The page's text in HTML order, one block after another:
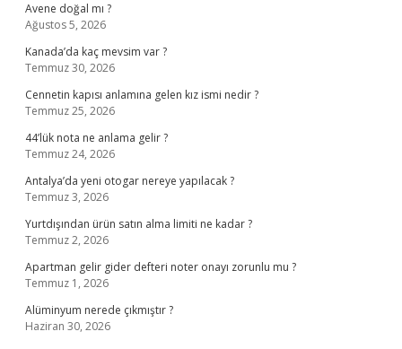
Avene doğal mı ?
Ağustos 5, 2026
Kanada’da kaç mevsim var ?
Temmuz 30, 2026
Cennetin kapısı anlamına gelen kız ismi nedir ?
Temmuz 25, 2026
44’lük nota ne anlama gelir ?
Temmuz 24, 2026
Antalya’da yeni otogar nereye yapılacak ?
Temmuz 3, 2026
Yurtdışından ürün satın alma limiti ne kadar ?
Temmuz 2, 2026
Apartman gelir gider defteri noter onayı zorunlu mu ?
Temmuz 1, 2026
Alüminyum nerede çıkmıştır ?
Haziran 30, 2026